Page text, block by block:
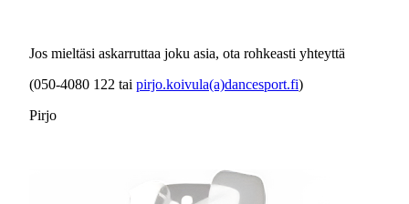
Jos mieltäsi askarruttaa joku asia, ota rohkeasti yhteyttä
(050-4080 122 tai pirjo.koivula(a)dancesport.fi)
Pirjo